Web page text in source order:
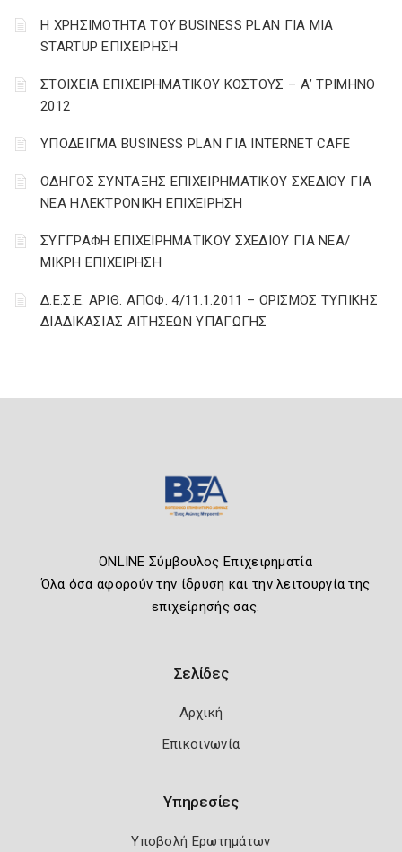
Η ΧΡΗΣΙΜΟΤΗΤΑ ΤΟΥ BUSINESS PLAN ΓΙΑ ΜΙΑ
STARTUP ΕΠΙΧΕΙΡΗΣΗ
ΣΤΟΙΧΕΙΑ ΕΠΙΧΕΙΡΗΜΑΤΙΚΟΥ ΚΟΣΤΟΥΣ – Α’ ΤΡΙΜΗΝΟ
2012
ΥΠΟΔΕΙΓΜΑ BUSINESS PLAN ΓΙΑ INTERNET CAFE
ΟΔΗΓΟΣ ΣΥΝΤΑΞΗΣ ΕΠΙΧΕΙΡΗΜΑΤΙΚΟΥ ΣΧΕΔΙΟΥ ΓΙΑ
ΝΕΑ ΗΛΕΚΤΡΟΝΙΚΗ ΕΠΙΧΕΙΡΗΣΗ
ΣΥΓΓΡΑΦΗ ΕΠΙΧΕΙΡΗΜΑΤΙΚΟΥ ΣΧΕΔΙΟΥ ΓΙΑ ΝΕΑ/
ΜΙΚΡΗ ΕΠΙΧΕΙΡΗΣΗ
Δ.Ε.Σ.Ε. ΑΡΙΘ. ΑΠΟΦ. 4/11.1.2011 – ΟΡΙΣΜΟΣ ΤΥΠΙΚΗΣ
ΔΙΑΔΙΚΑΣΙΑΣ ΑΙΤΗΣΕΩΝ ΥΠΑΓΩΓΗΣ
ONLINE Σύμβουλος Επιχειρηματία
Όλα όσα αφορούν την ίδρυση και την λειτουργία της
επιχείρησής σας.
Σελίδες
Αρχική
Επικοινωνία
Υπηρεσίες
Υποβολή Ερωτημάτων